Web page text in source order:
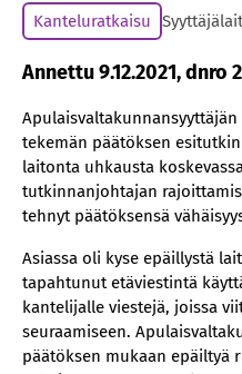
Kanteluratkaisu
Annettu 9.12.2021, dnro
tekemän päätöksen
laitonta uhkausta
tutkinnanjohtajan
tehnyt päätöksensä
Asiassa oli kyse epäillystä
tapahtunut etäviestintä
kantelijalle viestejä, joissa
seuraamiseen.
päätöksen mukaan epäiltyä